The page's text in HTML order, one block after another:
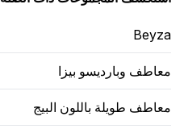
Beyza
معاطف وبارديسو بيزا
معاطف طويلة باللون البيج